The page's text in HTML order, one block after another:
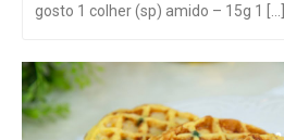
gosto 1 colher (sp) amido – 15g 1 [...]